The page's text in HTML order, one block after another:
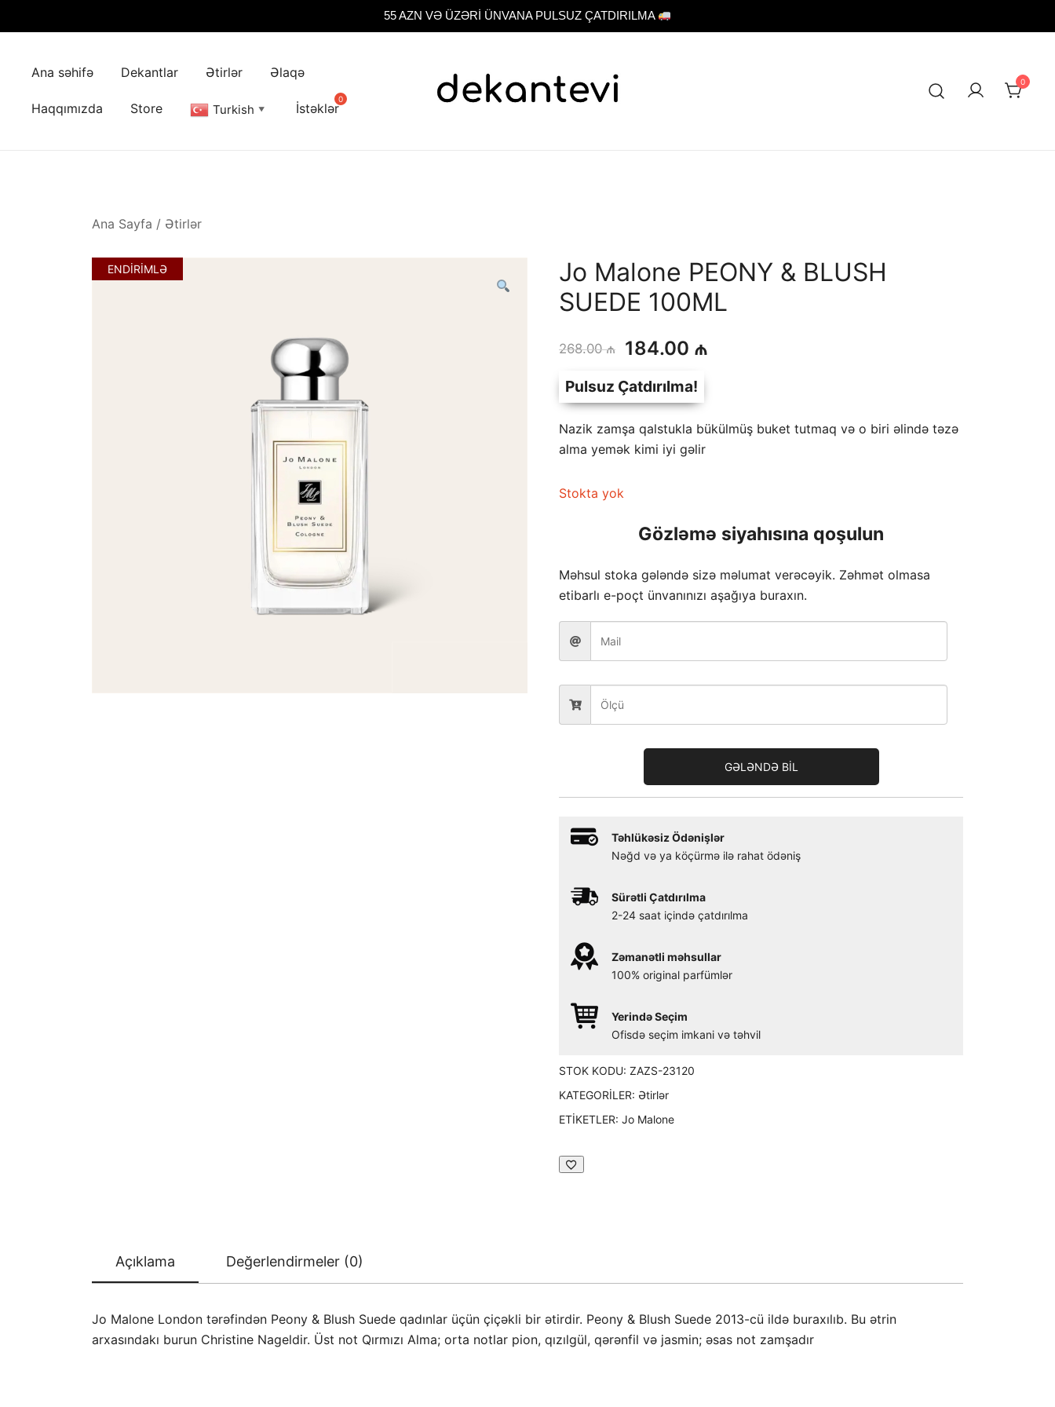
55 AZN VƏ ÜZƏRİ ÜNVANA PULSUZ ÇATDIRILMA
Ana səhifə Dekantlar Ətirlər Əlaqə
Haqqımızda Store Turkish ▼ İstəklər
0
Ana Sayfa / Ətirlər
ENDİRİMLƏ
Jo Malone PEONY & BLUSH
SUEDE 100ML
268.00₼
Orijinal
fiyat:
268.00 ₼.
184.00 ₼
184.00 ₼.
Pulsuz Çatdırılma!
Nazik zamşa qalstukla bükülmüş buket tutmaq və o biri əlində təzə
alma yemək kimi iyi gəlir
Stokta yok
Gözləmə siyahısına qoşulun
Məhsul stoka gələndə sizə məlumat verəcəyik. Zəhmət olmasa
etibarlı e-poçt ünvanınızı aşağıya buraxın.
GƏLƏNDƏ BİL
Təhlükəsiz Ödənişlər
Nəğd və ya köçürmə ilə rahat ödəniş
Sürətli Çatdırılma
2-24 saat içində çatdırılma
Zəmanətli məhsullar
100% original parfümlər
Yerində Seçim
Ofisdə seçim imkani və təhvil
STOK KODU: ZAZS-23120
KATEGORILER: Ətirlər
ETIKETLER: Jo Malone
Açıklama Değerlendirmeler (0)
Jo Malone London tərəfindən Peony & Blush Suede qadınlar üçün çiçəkli bir ətirdir. Peony & Blush Suede 2013-cü ildə buraxılıb. Bu ətrin
arxasındakı burun Christine Nageldir. Üst not Qırmızı Alma; orta notlar pion, qızılgül, qərənfil və jasmin; əsas not zamşadır